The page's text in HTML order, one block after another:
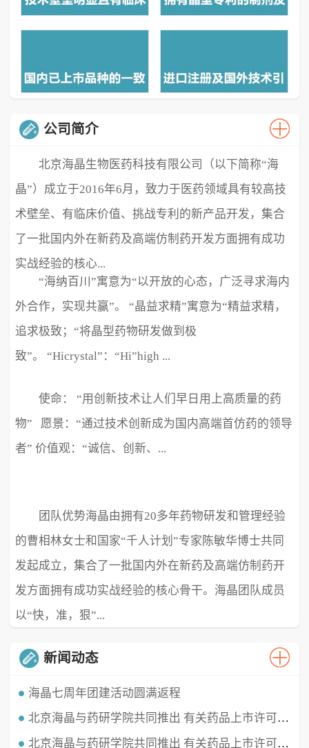
公司简介
北京海晶生物医药科技有限公司（以下简称“海
晶”）成立于2016年6月，致力于医药领域具有较高技
术壁垒、有临床价值、挑战专利的新产品开发，集合
了一批国内外在新药及高端仿制药开发方面拥有成功
实战经验的核心...
“海纳百川”寓意为“以开放的心态，广泛寻求海内
外合作，实现共赢”。 “晶益求精”寓意为“精益求精，
追求极致；“将晶型药物研发做到极
致”。 “Hicrystal”：“Hi”high ...
使命： “用创新技术让人们早日用上高质量的药
物” 愿景：“通过技术创新成为国内高端首仿药的领导
者” 价值观：“诚信、创新、...
极致、超越” ...
团队优势海晶由拥有20多年药物研发和管理经验
的曹相林女士和国家“千人计划”专家陈敏华博士共同
发起成立，集合了一批国内外在新药及高端仿制药开
发方面拥有成功实战经验的核心骨干。海晶团队成员
以“快，准，狠”...
新闻动态
海晶七周年团建活动圆满返程
时光穿梭，白驹过隙，海晶已经七周岁啦！这七年我们携手同行，履践致远，砥砺深耕。值此海晶周年庆典之北京海晶与药研学院共同推出 有关药品上市许可持有人（MAH）的直播课程
北京海晶生物医药科技有限公司董事长兼总经理曹相林女士再次受邀做客药研学院直播间，对药品上市许可持有
北京海晶与药研学院共同推出 有关药品上市许可持有人（MAH）的直播课程